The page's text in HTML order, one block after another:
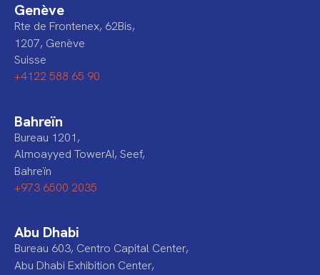
Genève
Rte de Frontenex, 62Bis,
1207, Genève
Suisse
+4122 588 65 90
Bahreïn
Bureau 1201,
Almoayyed TowerAI, Seef,
Bahreïn
+973 6500 2035
Abu Dhabi
Bureau 603, Centro Capital Center,
Abu Dhabi Exhibition Center,